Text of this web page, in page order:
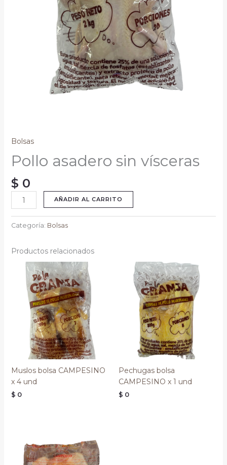
Bolsas
Pollo asadero sin vísceras
$ 0
AÑADIR AL CARRITO
Categoría: Bolsas
Productos relacionados
Muslos bolsa CAMPESINO
x 4 und
$ 0
Pechugas bolsa
CAMPESINO x 1 und
$ 0